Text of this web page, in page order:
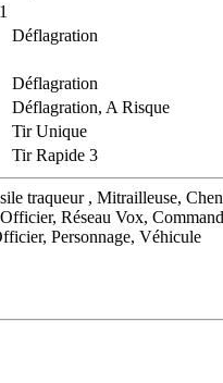
Déflagration
Déflagration
Déflagration, A Risque
Tir Unique
Tir Rapide 3
traqueur , Mitrailleuse,
Réseau Vox,
Personnage, Véhicule